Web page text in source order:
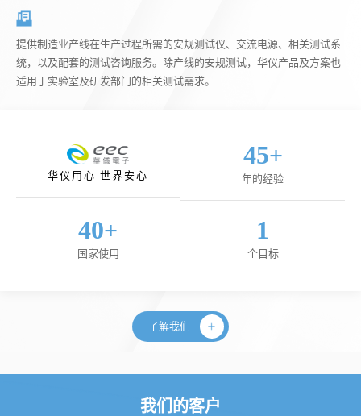
提供制造业产线在生产过程所需的安规测试仪、交流电源、相关测试系
统，以及配套的测试咨询服务。除产线的安规测试，华仪产品及方案也
适用于实验室及研发部门的相关测试需求。
华仪用心 世界安心
45+
年的经验
40+
国家使用
1
个目标
了解我们
我们的客户